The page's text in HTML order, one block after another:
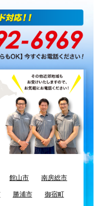
館山市 南房総市
勝浦市 御宿町